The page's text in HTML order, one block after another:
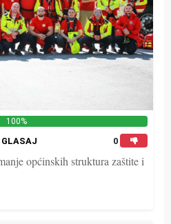
100%
GLASAJ 0
općinskih struktura zaštite i